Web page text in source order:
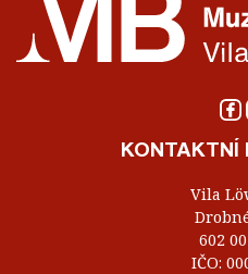
KONTAKTNÍ
Vila
602
IČO: